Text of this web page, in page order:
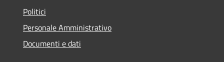
Politici
Personale Amministrativo
Documenti e dati